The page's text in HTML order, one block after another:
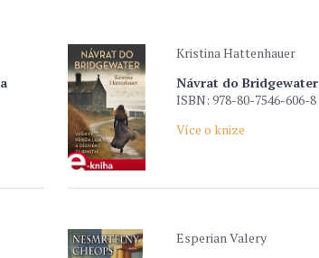
Kristina Hattenhauer
Návrat do Bridgewater
ISBN: 978-80-7546-606-8
Více o knize
Esperian Valery